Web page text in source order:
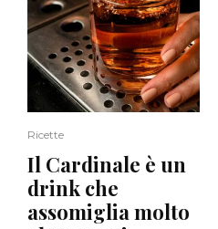
Ricette
Il Cardinale è un
drink che
assomiglia molto